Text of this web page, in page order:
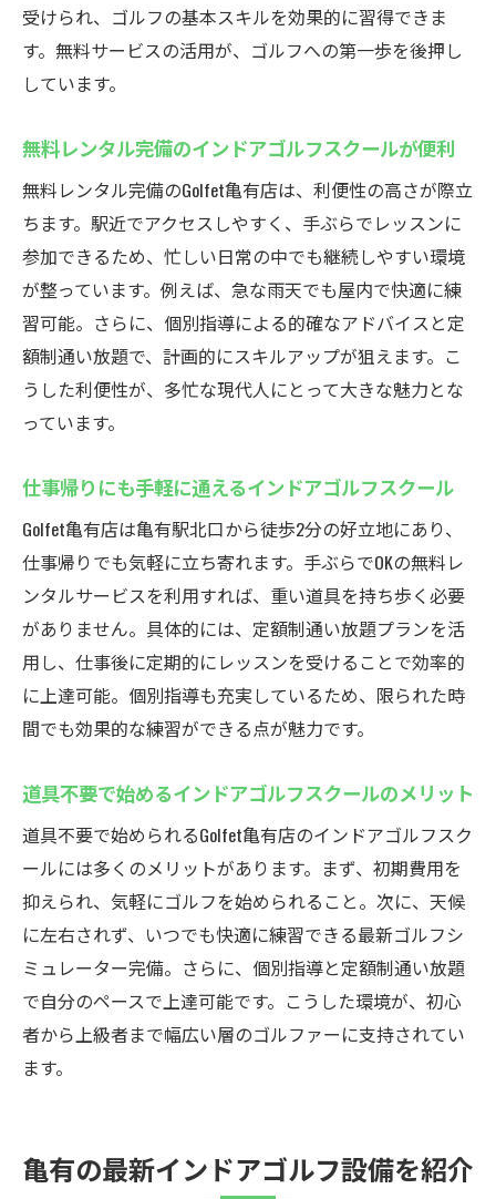
受けられ、ゴルフの基本スキルを効果的に習得できま
す。無料サービスの活用が、ゴルフへの第一歩を後押し
しています。
無料レンタル完備のインドアゴルフスクールが便利
無料レンタル完備のGolfet亀有店は、利便性の高さが際立
ちます。駅近でアクセスしやすく、手ぶらでレッスンに
参加できるため、忙しい日常の中でも継続しやすい環境
が整っています。例えば、急な雨天でも屋内で快適に練
習可能。さらに、個別指導による的確なアドバイスと定
額制通い放題で、計画的にスキルアップが狙えます。こ
うした利便性が、多忙な現代人にとって大きな魅力とな
っています。
仕事帰りにも手軽に通えるインドアゴルフスクール
Golfet亀有店は亀有駅北口から徒歩2分の好立地にあり、
仕事帰りでも気軽に立ち寄れます。手ぶらでOKの無料レ
ンタルサービスを利用すれば、重い道具を持ち歩く必要
がありません。具体的には、定額制通い放題プランを活
用し、仕事後に定期的にレッスンを受けることで効率的
に上達可能。個別指導も充実しているため、限られた時
間でも効果的な練習ができる点が魅力です。
道具不要で始めるインドアゴルフスクールのメリット
道具不要で始められるGolfet亀有店のインドアゴルフスク
ールには多くのメリットがあります。まず、初期費用を
抑えられ、気軽にゴルフを始められること。次に、天候
に左右されず、いつでも快適に練習できる最新ゴルフシ
ミュレーター完備。さらに、個別指導と定額制通い放題
で自分のペースで上達可能です。こうした環境が、初心
者から上級者まで幅広い層のゴルファーに支持されてい
ます。
亀有の最新インドアゴルフ設備を紹介